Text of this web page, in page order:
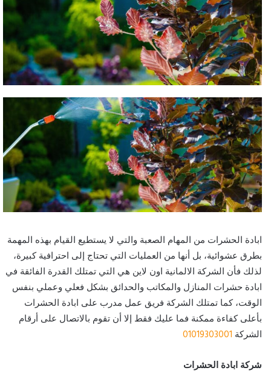
ابادة الحشرات من المهام الصعبة والتي لا يستطيع القيام بهذه المهمة
بطرق عشوائية، بل أنها من العمليات التي تحتاج إلى احترافية كبيرة،
لذلك فأن الشركة الالمانية اون لاين هي التي تمتلك القدرة الفائقة في
ابادة حشرات المنازل والمكاتب والحدائق بشكل فعلي وعملي بنفس
الوقت، كما تمتلك الشركة فريق عمل مدرب على ابادة الحشرات
بأعلى كفاءة ممكنة فما عليك فقط إلا أن تقوم بالاتصال على أرقام
الشركة 01019303001
شركة ابادة الحشرات